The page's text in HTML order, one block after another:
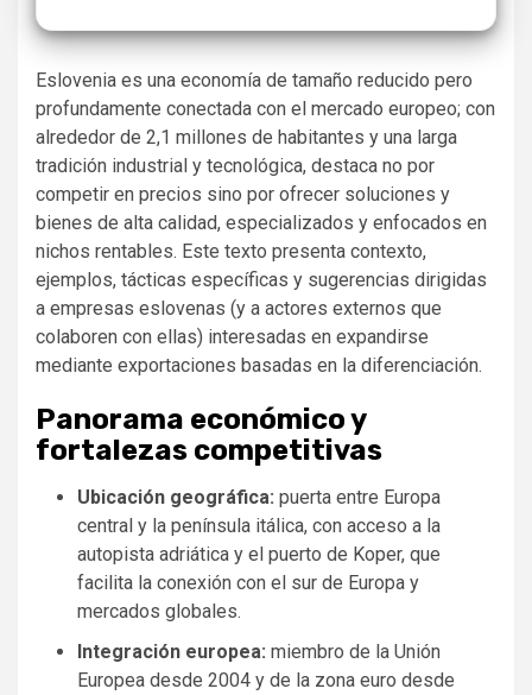
Eslovenia es una economía de tamaño reducido pero
profundamente conectada con el mercado europeo; con
alrededor de 2,1 millones de habitantes y una larga
tradición industrial y tecnológica, destaca no por
competir en precios sino por ofrecer soluciones y
bienes de alta calidad, especializados y enfocados en
nichos rentables. Este texto presenta contexto,
ejemplos, tácticas específicas y sugerencias dirigidas
a empresas eslovenas (y a actores externos que
colaboren con ellas) interesadas en expandirse
mediante exportaciones basadas en la diferenciación.
Panorama económico y
fortalezas competitivas
Ubicación geográfica: puerta entre Europa
central y la península itálica, con acceso a la
autopista adriática y el puerto de Koper, que
facilita la conexión con el sur de Europa y
mercados globales.
Integración europea: miembro de la Unión
Europea desde 2004 y de la zona euro desde